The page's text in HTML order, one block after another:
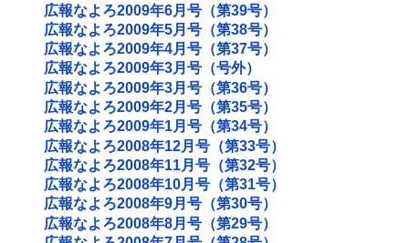
広報なよろ2009年6月号（第39号）
広報なよろ2009年5月号（第38号）
広報なよろ2009年4月号（第37号）
広報なよろ2009年3月号（号外）
広報なよろ2009年3月号（第36号）
広報なよろ2009年2月号（第35号）
広報なよろ2009年1月号（第34号）
広報なよろ2008年12月号（第33号）
広報なよろ2008年11月号（第32号）
広報なよろ2008年10月号（第31号）
広報なよろ2008年9月号（第30号）
広報なよろ2008年8月号（第29号）